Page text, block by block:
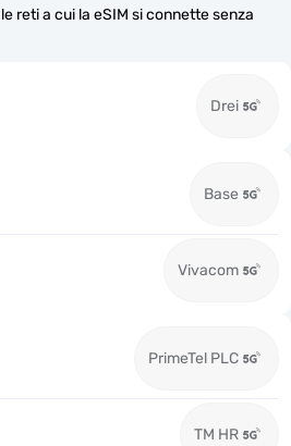
reti a cui la eSIM si connette senza
Drei
Base
Vivacom
PrimeTel PLC
TM HR